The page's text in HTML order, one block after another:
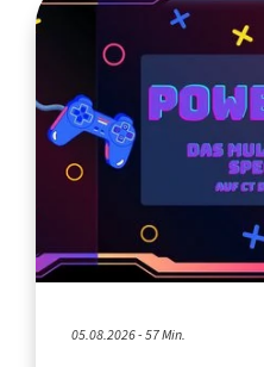
05.08.2026 - 57 Min.